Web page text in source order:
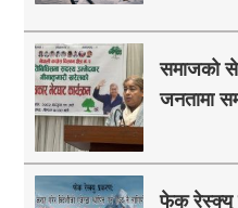
समाजको
जनतामा
फेक रेस्क्यु